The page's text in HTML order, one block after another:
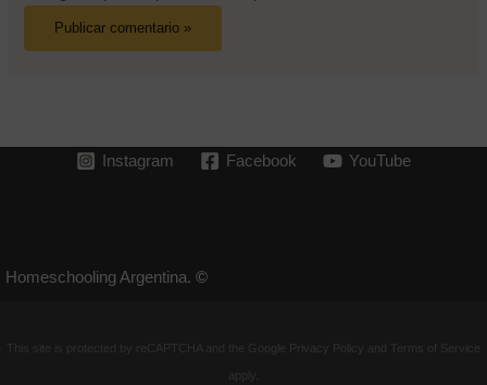
Instagram Facebook YouTube
Homeschooling Argentina. ©
This site is protected by reCAPTCHA and the Google Privacy Policy and Terms of Service
apply.